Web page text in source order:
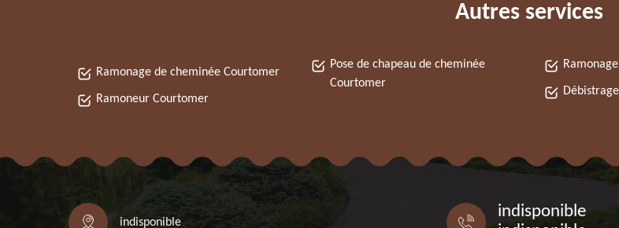
Autres services
Ramonage de cheminée Courtomer
Ramoneur Courtomer
Pose de chapeau de cheminée
Courtomer
indisponible
indisponible